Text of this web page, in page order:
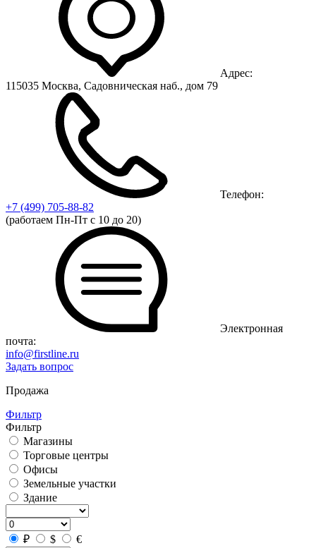
Адрес:
115035 Москва, Садовническая наб., дом 79
Телефон:
+7 (499) 705-88-82
(работаем Пн-Пт с 10 до 20)
Электронная
почта:
info@firstline.ru
Задать вопрос
Продажа
Фильтр
Фильтр
Магазины
Торговые центры
Офисы
Земельные участки
Здание
₽ $ €